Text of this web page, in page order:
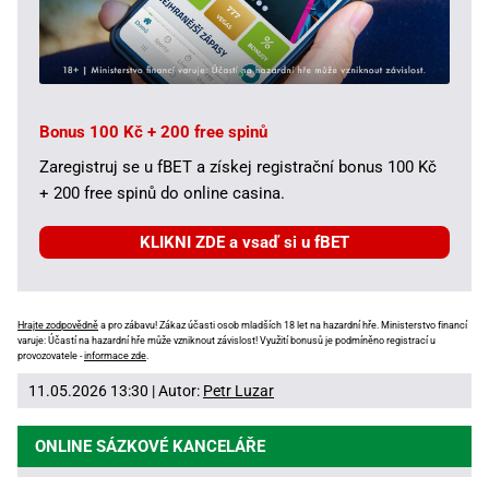
Bonus 100 Kč + 200 free spinů
Zaregistruj se u fBET a získej registrační bonus 100 Kč
+ 200 free spinů do online casina.
KLIKNI ZDE a vsaď si u fBET
Hrajte zodpovědně a pro zábavu! Zákaz účasti osob mladších 18 let na hazardní hře. Ministerstvo financí
varuje: Účastí na hazardní hře může vzniknout závislost! Využití bonusů je podmíněno registrací u
provozovatele -informace zde.
11.05.2026 13:30 | Autor: Petr Luzar
ONLINE SÁZKOVÉ KANCELÁŘE